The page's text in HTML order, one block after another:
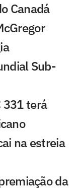
Canadá
Sub-
331 terá
na estreia
da